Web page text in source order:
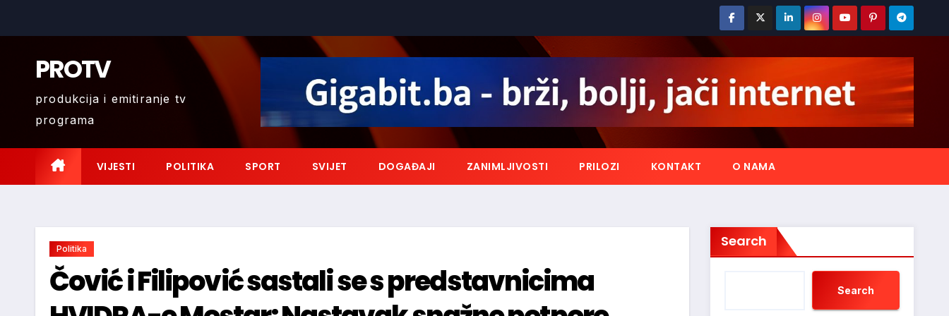
PROTV
produkcija i emitiranje tv
programa
VIJESTI POLITIKA SPORT SVIJET DOGAĐAJI ZANIMLJIVOSTI PRILOZI KONTAKT O NAMA
Politika
Čović i Filipović sastali se s predstavnicima
Search
Search